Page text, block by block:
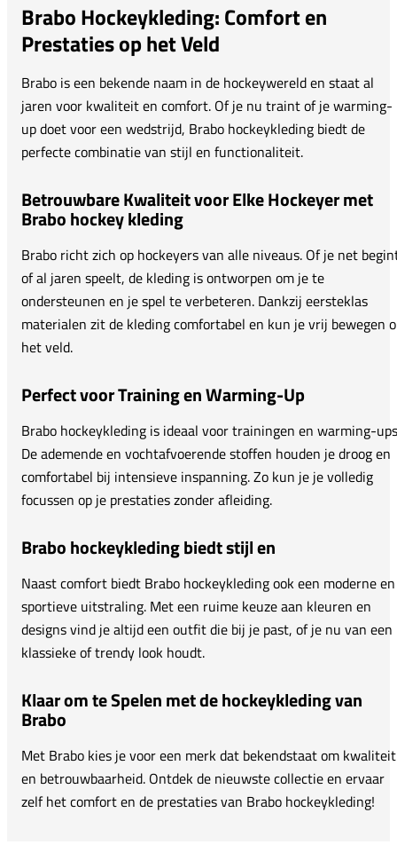
Brabo Hockeykleding: Comfort en
Prestaties op het Veld
Brabo is een bekende naam in de hockeywereld en staat al
jaren voor kwaliteit en comfort. Of je nu traint of je warming-
up doet voor een wedstrijd, Brabo hockeykleding biedt de
perfecte combinatie van stijl en functionaliteit.
Betrouwbare Kwaliteit voor Elke Hockeyer met
Brabo hockey kleding
Brabo richt zich op hockeyers van alle niveaus. Of je net
of al jaren speelt, de kleding is ontworpen om je te
ondersteunen en je spel te verbeteren. Dankzij eersteklas
materialen zit de kleding comfortabel en kun je vrij bewegen
het veld.
Perfect voor Training en Warming-Up
Brabo hockeykleding is ideaal voor trainingen en warming-
De ademende en vochtafvoerende stoffen houden je droog en
comfortabel bij intensieve inspanning. Zo kun je je volledig
focussen op je prestaties zonder afleiding.
Brabo hockeykleding biedt stijl en
Naast comfort biedt Brabo hockeykleding ook een moderne en
sportieve uitstraling. Met een ruime keuze aan kleuren en
designs vind je altijd een outfit die bij je past, of je nu van een
klassieke of trendy look houdt.
Klaar om te Spelen met de hockeykleding van
Brabo
Met Brabo kies je voor een merk dat bekendstaat om kwaliteit
en betrouwbaarheid. Ontdek de nieuwste collectie en ervaar
zelf het comfort en de prestaties van Brabo hockeykleding!